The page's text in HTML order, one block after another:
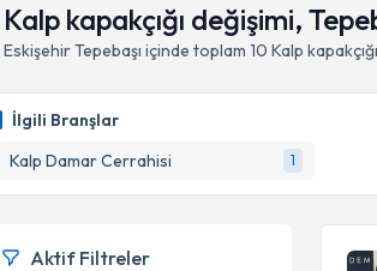
Kalp kapakçığı değişimi,
EskişehirTepebaşı içinde toplam 10 Kalp
İlgili Branşlar
Kalp Damar Cerrahisi
1
Aktif Filtreler